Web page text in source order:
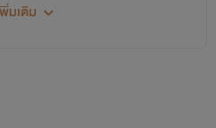
ญิง โรมานซ์ 18+ มีฟิน มีคลั่งรัก
มเติม